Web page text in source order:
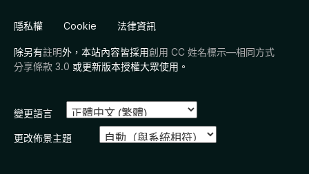
隱私權 Cookie 法律資訊
除另有註明外，本站內容皆採用創用 CC 姓名標示—相同方式
分享條款 3.0 或更新版本授權大眾使用。
變更語言
更改佈景主題